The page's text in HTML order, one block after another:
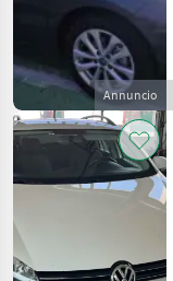
Annuncio